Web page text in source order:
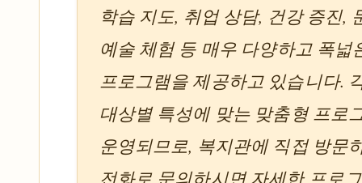
학습 지도, 취업 상담, 건강 증진,
예술 체험 등 매우 다양하고 폭넓
프로그램을 제공하고 있습니다.
대상별 특성에 맞는 맞춤형 프로
운영되므로, 복지관에 직접 방문
전화로 문의하시면 자세한 프로